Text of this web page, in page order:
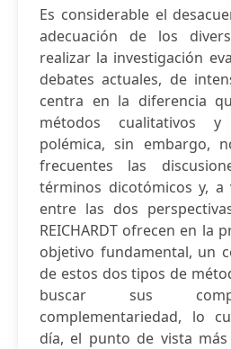
Es considerable el
adecuación de los
realizar la investigación
debates actuales, de
centra en la diferencia
métodos cualitativos y
polémica, sin embargo,
frecuentes las
términos dicotómicos y, a
entre las dos
REICHARDT ofrecen en la
objetivo fundamental, un
de estos dos tipos de
buscar sus
complementariedad, lo
día, el punto de vista